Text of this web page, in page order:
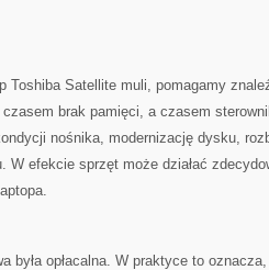
Toshiba Satellite muli, pomagamy
brak pamięci, a czasem
nośnika, modernizację dysku,
W efekcie sprzęt może działać
była opłacalna. W praktyce to